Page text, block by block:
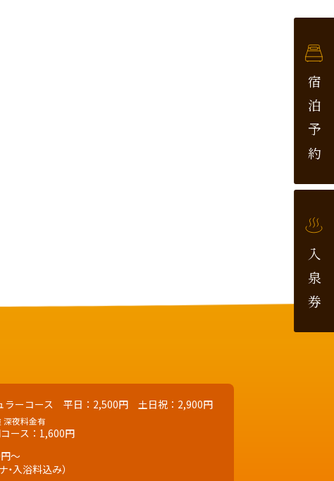
宿泊予約
入泉券
ラーコース 平日：2,500円 土日祝：2,900円
深夜料金有
ース：1,600円
～
・入浴料込み）